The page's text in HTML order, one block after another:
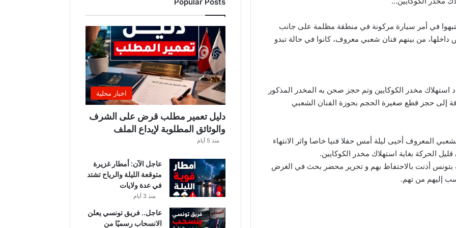
في أمر سيارة مركونة في منطقة مظلمة على جانب
داخلها، من بينهم فنان شعبي معروف، كانوا في حالة تبدو
استهلاك مخدر الكوكايين وتم حجز صحن به المخدر المذكور
إلى حجز قطع صغيرة الحجم بحوزة الفنان الشعبي
المعروف أحيى ليلة أمس حفلا فنيا خاصا واثر الانتهاء
الحركة بغاية استهلاك مخدر الكوكايين.
بتونس أذنت بالاحتفاظ بهم و تحرير محضر بحث في الغرض
إليهم من تهم.
اخبار محلية
دليل تعمير مطلب قرض على الشرف
والوثائق المطلوبة لإيداع الملف
منذ 5 أيام
عاجل الآن: أمطار غزيرة
متوقعة الليلة والرياح تشتد
في عدة ولايات
منذ 3 أيام
عاجل.. فريق تونسي يعلن
الانسحاب رسميًا من